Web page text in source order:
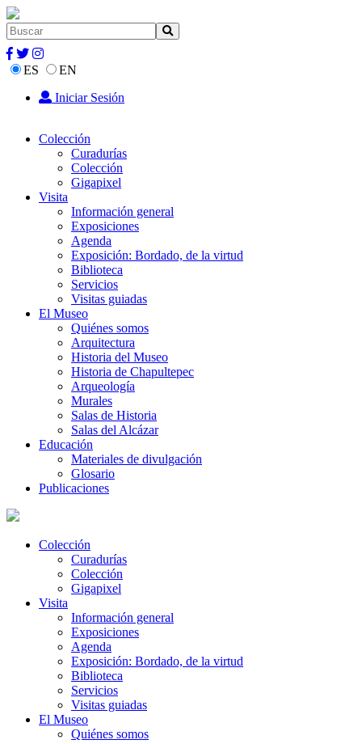
ES
EN
Iniciar Sesión
Colección
Curadurías
Colección
Gigapixel
Visita
Información general
Exposiciones
Agenda
Exposición: Bordado, de la virtud
Biblioteca
Servicios
Visitas guiadas
El Museo
Quiénes somos
Arquitectura
Historia del Museo
Historia de Chapultepec
Arqueología
Murales
Salas de Historia
Salas del Alcázar
Educación
Materiales de divulgación
Glosario
Publicaciones
Colección
Curadurías
Colección
Gigapixel
Visita
Información general
Exposiciones
Agenda
Exposición: Bordado, de la virtud
Biblioteca
Servicios
Visitas guiadas
El Museo
Quiénes somos